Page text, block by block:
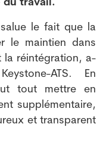
le fait que la
le maintien dans
la réintégration, a-
ATS. En
tout mettre en
supplémentaire,
et transparent